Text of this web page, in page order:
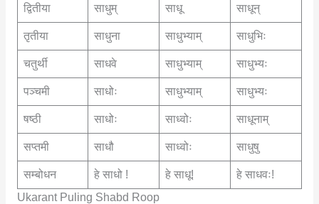
द्वितीया साधुम् साधू साधून्
तृतीया साधुना साधुभ्याम् साधुभिः
चतुर्थी साधवे साधुभ्याम् साधुभ्यः
पञ्चमी साधोः साधुभ्याम् साधुभ्यः
षष्ठी साधोः साध्वोः साधूनाम्
सप्तमी साधौ साध्वोः साधुषु
सम्बोधन हे साधो ! हे साधू!
हे साधवः!
Ukarant Puling Shabd Roop